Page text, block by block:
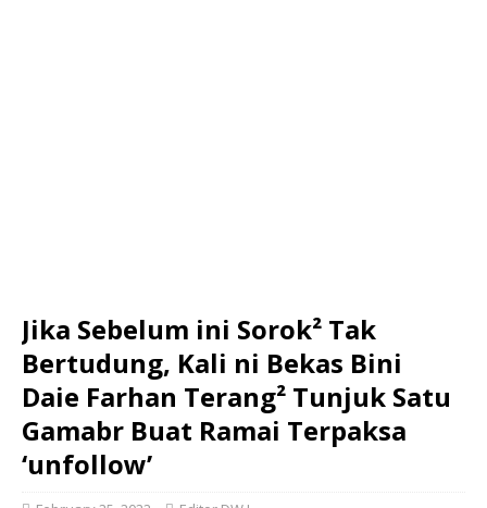
Jika Sebelum ini Sorok² Tak
Bertudung, Kali ni Bekas Bini
Daie Farhan Terang² Tunjuk Satu
Gamabr Buat Ramai Terpaksa
‘unfollow’